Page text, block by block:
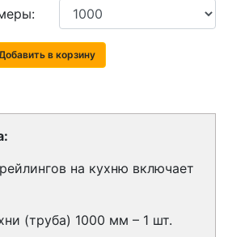
в корзину
на кухню включает
(труба) 1000 мм – 1 шт.